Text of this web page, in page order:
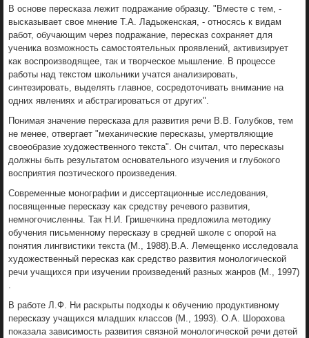
В основе пересказа лежит подражание образцу. "Вместе с тем, -
высказывает свое мнение Т.А. Ладыженская, - относясь к видам
работ, обучающим через подражание, пересказ сохраняет для
ученика возможность самостоятельных проявлений, активизирует
как воспроизводящее, так и творческое мышление. В процессе
работы над текстом школьники учатся анализировать,
синтезировать, выделять главное, сосредоточивать внимание на
одних явлениях и абстрагироваться от других".
Понимая значение пересказа для развития речи В.В. Голубков, тем
не менее, отвергает "механические пересказы, умертвляющие
своеобразие художественного текста". Он считал, что пересказы
должны быть результатом основательного изучения и глубокого
восприятия поэтического произведения.
Современные монографии и диссертационные исследования,
посвященные пересказу как средству речевого развития,
немногочисленны. Так Н.И. Гришечкина предложила методику
обучения письменному пересказу в средней школе с опорой на
понятия лингвистики текста (М., 1988).В.А. Лемещенко исследовала
художественный пересказ как средство развития монологической
речи учащихся при изучении произведений разных жанров (М., 1997)
В работе Л.Ф. Ни раскрыты подходы к обучению продуктивному
пересказу учащихся младших классов (М., 1993). О.А. Шорохова
показала зависимость развития связной монологической речи детей